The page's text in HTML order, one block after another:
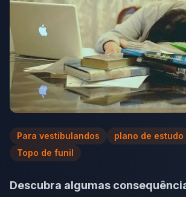
Para vestibulandos
plano de estudo
Topo de funil
Descubra algumas